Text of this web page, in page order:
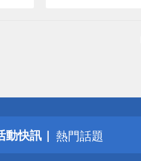
動快訊
詐騙網頁！請
得獎公告
熱門話題
銀行優惠